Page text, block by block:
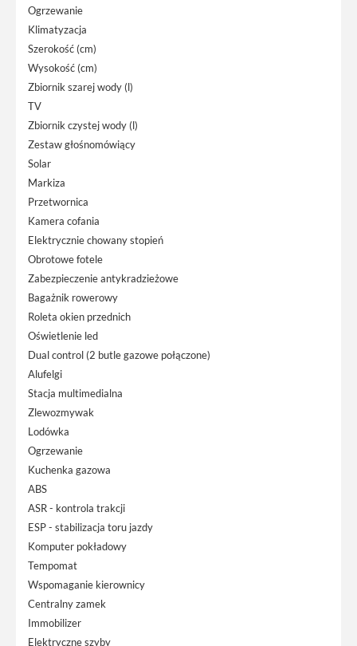
Ogrzewanie
Klimatyzacja
Szerokość (cm)
Wysokość (cm)
Zbiornik szarej wody (l)
TV
Zbiornik czystej wody (l)
Zestaw głośnomówiący
Solar
Markiza
Przetwornica
Kamera cofania
Elektrycznie chowany stopień
Obrotowe fotele
Zabezpieczenie antykradzieżowe
Bagażnik rowerowy
Roleta okien przednich
Oświetlenie led
Dual control (2 butle gazowe połączone)
Alufelgi
Stacja multimedialna
Zlewozmywak
Lodówka
Ogrzewanie
Kuchenka gazowa
ABS
ASR - kontrola trakcji
ESP - stabilizacja toru jazdy
Komputer pokładowy
Tempomat
Wspomaganie kierownicy
Centralny zamek
Immobilizer
Elektryczne szyby